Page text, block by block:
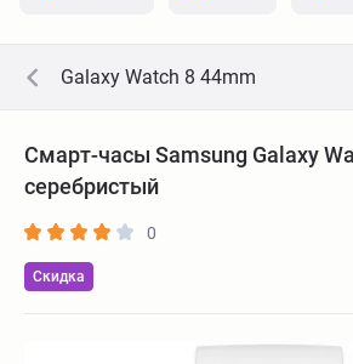
Galaxy Watch 8 44mm
Смарт-часы Samsung Galaxy
серебристый
0
Скидка